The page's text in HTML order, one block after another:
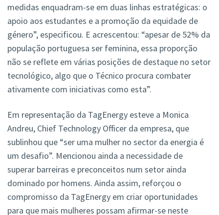
medidas enquadram-se em duas linhas estratégicas: o
apoio aos estudantes e a promoção da equidade de
género”, especificou. E acrescentou: “apesar de 52% da
população portuguesa ser feminina, essa proporção
não se reflete em várias posições de destaque no setor
tecnológico, algo que o Técnico procura combater
ativamente com iniciativas como esta”.
Em representação da TagEnergy esteve a Monica
Andreu, Chief Technology Officer da empresa, que
sublinhou que “ser uma mulher no sector da energia é
um desafio”. Mencionou ainda a necessidade de
superar barreiras e preconceitos num setor ainda
dominado por homens. Ainda assim, reforçou o
compromisso da TagEnergy em criar oportunidades
para que mais mulheres possam afirmar-se neste